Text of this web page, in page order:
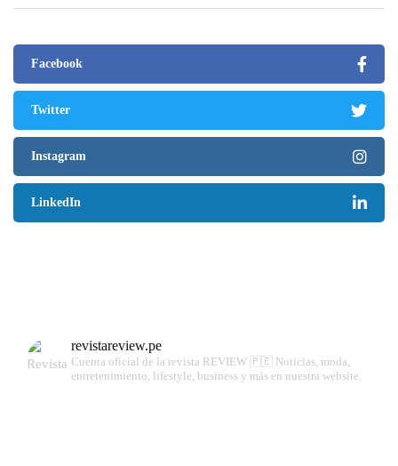
Facebook
Twitter
Instagram
LinkedIn
revistareview.pe
Cuenta oficial de la revista REVIEW 🇵🇪 Noticias, moda,
entretenimiento, lifestyle, business y más en nuestra website.